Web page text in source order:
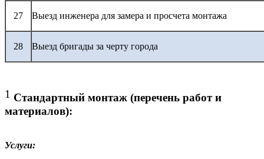
27 Выезд инженера для замера и просчета монтажа
28 Выезд бригады за черту города
1 Стандартный монтаж (перечень работ и
материалов):
Услуги: